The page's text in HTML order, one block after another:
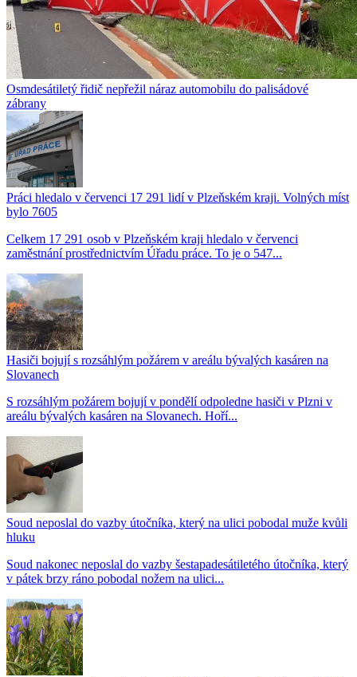
Osmdesátiletý řidič nepřežil náraz automobilu do palisádové
zábrany
Práci hledalo v červenci 17 291 lidí v Plzeňském kraji. Volných míst
bylo 7605
Celkem 17 291 osob v Plzeňském kraji hledalo v červenci
zaměstnání prostřednictvím Úřadu práce. To je o 547...
Hasiči bojují s rozsáhlým požárem v areálu bývalých kasáren na
Slovanech
S rozsáhlým požárem bojují v pondělí odpoledne hasiči v Plzni v
areálu bývalých kasáren na Slovanech. Hoří...
Soud neposlal do vazby útočníka, který na ulici pobodal muže kvůli
hluku
Soud nakonec neposlal do vazby šestapadesátiletého útočníka, který
v pátek brzy ráno pobodal nožem na ulici...